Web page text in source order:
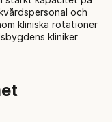
och
kliniska rotationer
kliniker